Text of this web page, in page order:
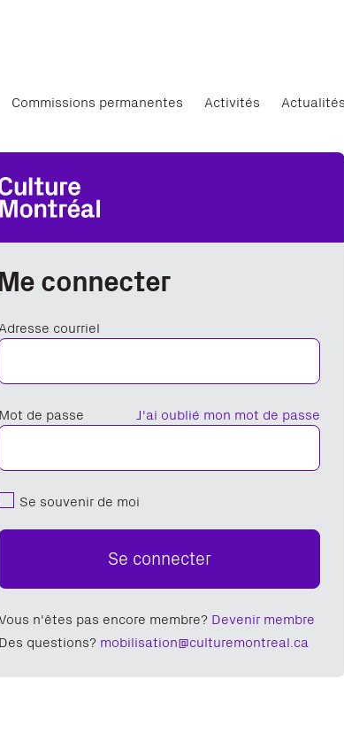
Commissions permanentes Activités Actualités
connecter
courriel
J'ai oublié mon mot de passe
Mot de passe
Se souvenir de moi
Se connecter
n'êtes pas encore membre? Devenir membre
Des questions? mobilisation@culturemontreal.ca